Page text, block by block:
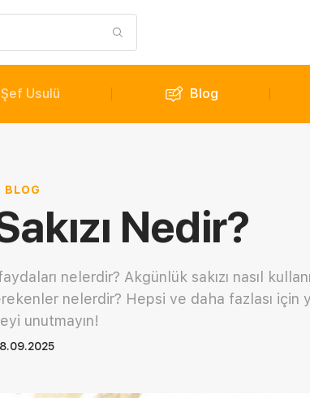
Şef Usulü Blog
BLOG
Nedir?
nelerdir? Akgünlük sakızı nasıl
nelerdir? Hepsi ve daha fazlası için
unutmayın!